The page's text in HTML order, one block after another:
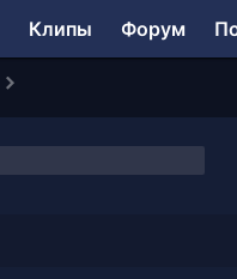
Клипы Форум